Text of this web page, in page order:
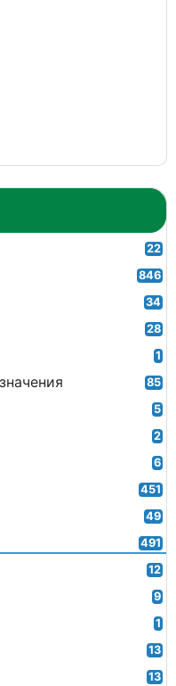
22
846
34
28
1
85
5
2
6
451
49
491
12
9
1
13
13